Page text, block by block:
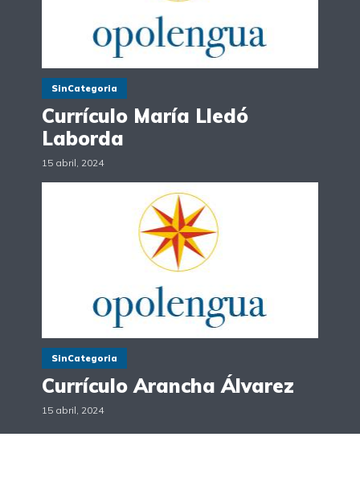
SinCategoria
Currículo María Lledó
Laborda
15 abril, 2024
SinCategoria
Currículo Arancha Álvarez
15 abril, 2024